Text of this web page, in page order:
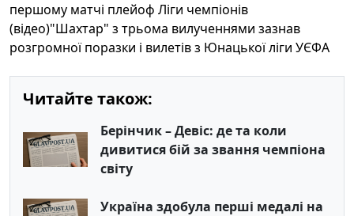
першому матчі плейоф Ліги чемпіонів
(відео)"Шахтар" з трьома вилученнями зазнав
розгромної поразки і вилетів з Юнацької ліги УЄФА
Читайте також:
Берінчик – Девіс: де та коли
дивитися бій за звання чемпіона
світу
Україна здобула перші медалі на